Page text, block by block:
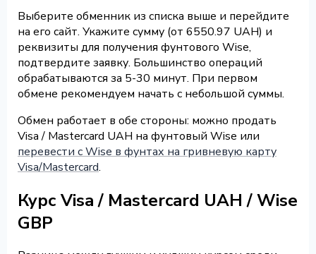
Выберите обменник из списка выше и перейдите
на его сайт. Укажите сумму (от 6550.97 UAH) и
реквизиты для получения фунтового Wise,
подтвердите заявку. Большинство операций
обрабатываются за 5-30 минут. При первом
обмене рекомендуем начать с небольшой суммы.
Обмен работает в обе стороны: можно продать
Visa / Mastercard UAH на фунтовый Wise или
перевести с Wise в фунтах на гривневую карту
Visa/Mastercard.
Курс Visa / Mastercard UAH / Wise
GBP